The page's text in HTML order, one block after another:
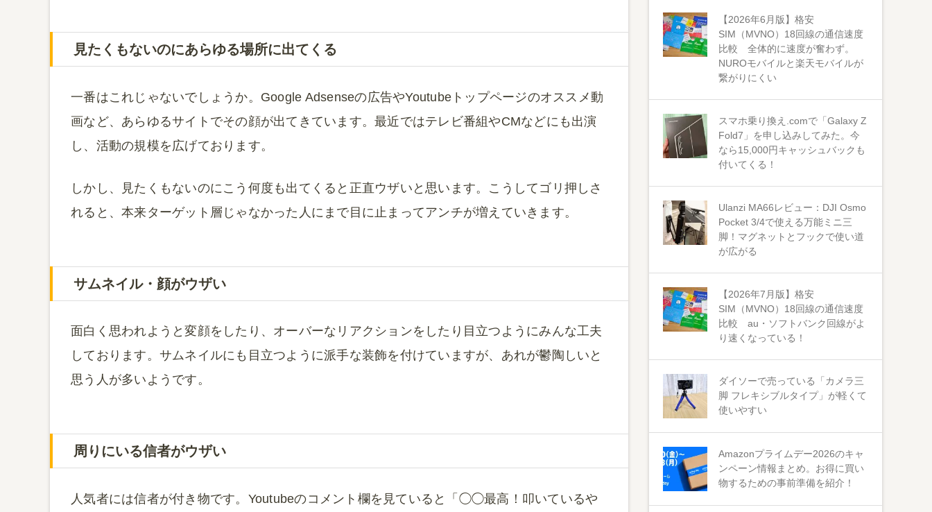
見たくもないのにあらゆる場所に出てくる
一番はこれじゃないでしょうか。Google Adsenseの広告やYoutubeトップページのオススメ動
画など、あらゆるサイトでその顔が出てきています。最近ではテレビ番組やCMなどにも出演
し、活動の規模を広げております。
しかし、見たくもないのにこう何度も出てくると正直ウザいと思います。こうしてゴリ押しさ
れると、本来ターゲット層じゃなかった人にまで目に止まってアンチが増えていきます。
サムネイル・顔がウザい
面白く思われようと変顔をしたり、オーバーなリアクションをしたり目立つようにみんな工夫
しております。サムネイルにも目立つように派手な装飾を付けていますが、あれが鬱陶しいと
思う人が多いようです。
周りにいる信者がウザい
人気者には信者が付き物です。Youtubeのコメント欄を見ていると「◯◯最高！叩いているや
【2026年6月版】格安
SIM（MVNO）18回線の通信速度
比較 全体的に速度が奮わず。
NUROモバイルと楽天モバイルが
繋がりにくい
スマホ乗り換え.comで「Galaxy Z
Fold7」を申し込みしてみた。今
なら15,000円キャッシュバックも
付いてくる！
Ulanzi MA66レビュー：DJI Osmo
Pocket 3/4で使える万能ミニ三
脚！マグネットとフックで使い道
が広がる
【2026年7月版】格安
SIM（MVNO）18回線の通信速度
比較 au・ソフトバンク回線がよ
り速くなっている！
ダイソーで売っている「カメラ三
脚 フレキシブルタイプ」が軽くて
使いやすい
Amazonプライムデー2026のキャ
ンペーン情報まとめ。お得に買い
物するための事前準備を紹介！